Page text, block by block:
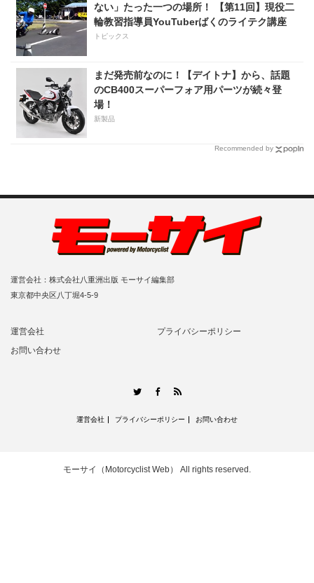
ない」たった一つの場所！ 【第11回】現役二
輪教習指導員YouTuberばくのライテク講座
トピックス
まだ発売前なのに！【デイトナ】から、話題
のCB400スーパーフォア用パーツが続々登
場！
新製品
Recommended by
運営会社：株式会社八重洲出版 モーサイ編集部
東京都中央区八丁堀4-5-9
運営会社
プライバシーポリシー
お問い合わせ
TwitterFacebook
運営会社 プライバシーポリシー お問い合わせ
モーサイ（Motorcyclist Web） All rights reserved.